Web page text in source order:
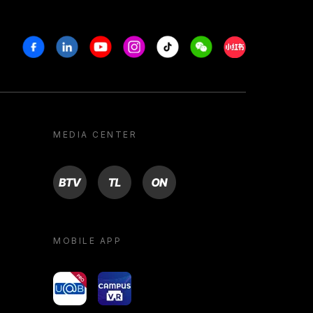
FacebookLinkedinYoutubeInstagram
Tiktok WeechatXiaohongshu/
MEDIA CENTER
BTV TL ON
MOBILE APP
yoU@B Campus VR